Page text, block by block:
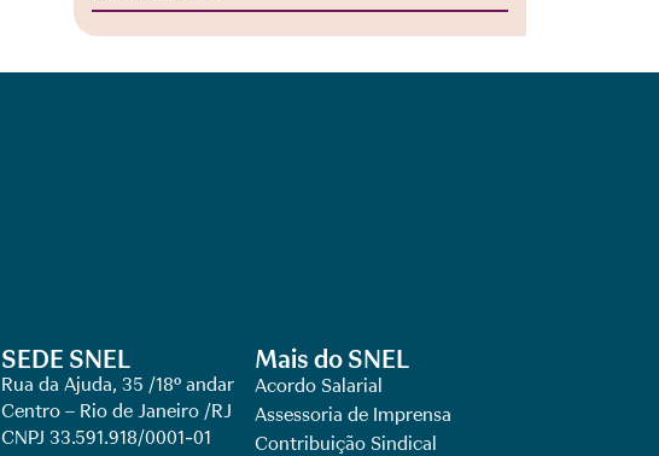
SEDE SNEL
Rua da Ajuda, 35 /18º andar
Centro – Rio de Janeiro /RJ
CNPJ 33.591.918/0001-01
Mais do SNEL
Acordo Salarial
Assessoria de Imprensa
Contribuição Sindical